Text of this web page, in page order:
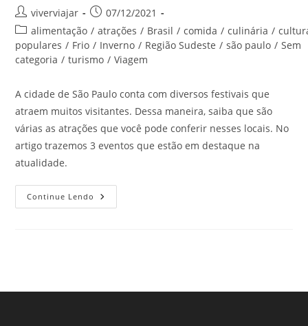
Autor
do
post:
viverviajar
Post
publicado:
07/12/2021
Categoria
do
post:
alimentação / atrações / Brasil / comida / culinária /
populares / Frio / Inverno / Região Sudeste / são paulo / Sem
categoria / turismo / Viagem
A cidade de São Paulo conta com diversos festivais que
atraem muitos visitantes. Dessa maneira, saiba que são
várias as atrações que você pode conferir nesses locais. No
artigo trazemos 3 eventos que estão em destaque na
atualidade.
Continue Lendo Principais
Festivais